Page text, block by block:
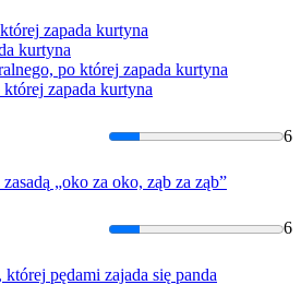
której zapada kurtyna
kurtyna
po której zapada kurtyna
której zapada kurtyna
6
zasadą „oko za oko, ząb za ząb”
6
której pędami zajada się panda